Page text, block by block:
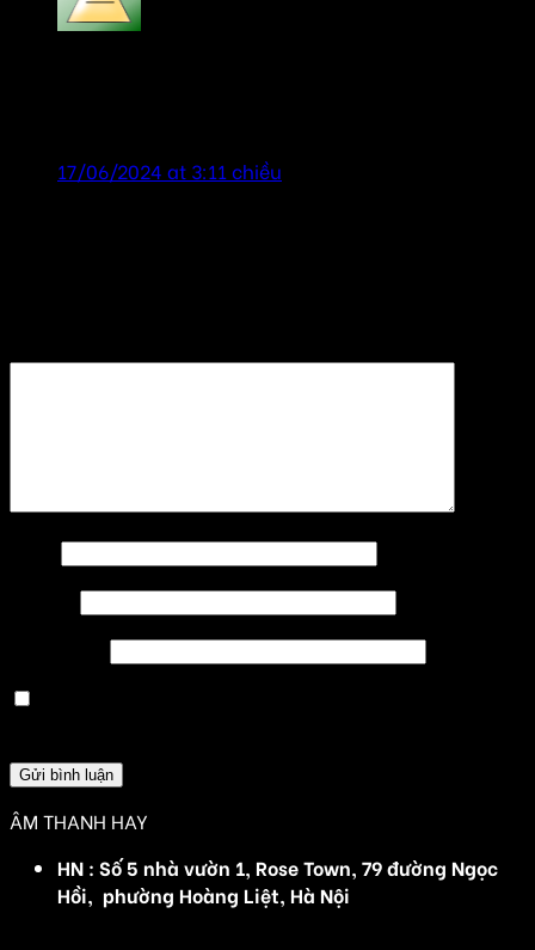
17/06/2024 at 3:11 chiều
ÂM THANH HAY
HN : Số 5 nhà vườn 1, Rose Town, 79 đường Ngọc
Hồi, phường Hoàng Liệt, Hà Nội